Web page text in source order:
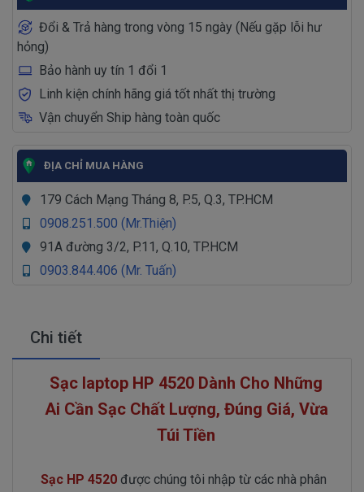
Đổi & Trả hàng trong vòng 15 ngày (Nếu gặp lỗi hư
hỏng)
Bảo hành uy tín 1 đổi 1
Linh kiện chính hãng giá tốt nhất thị trường
Vận chuyển Ship hàng toàn quốc
ĐỊA CHỈ MUA HÀNG
179 Cách Mạng Tháng 8, P.5, Q.3, TP.HCM
0908.251.500 (Mr.Thiện)
91A đường 3/2, P.11, Q.10, TP.HCM
0903.844.406 (Mr. Tuấn)
Chi tiết
Sạc laptop HP 4520 Dành Cho Những
Ai Cần Sạc Chất Lượng, Đúng Giá, Vừa
Túi Tiền
Sạc HP 4520 được chúng tôi nhập từ các nhà phân